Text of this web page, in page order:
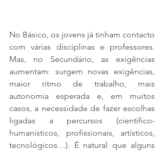
No Básico, os jovens já tinham contacto
com várias disciplinas e professores.
Mas, no Secundário, as exigências
aumentam: surgem novas exigências,
maior ritmo de trabalho, mais
autonomia esperada e, em muitos
casos, a necessidade de fazer escolhas
ligadas a percursos (científico-
humanísticos, profissionais, artísticos,
tecnológicos…). É natural que alguns